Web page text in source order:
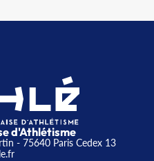
d'Athlétisme
- 75640 Paris Cedex 13